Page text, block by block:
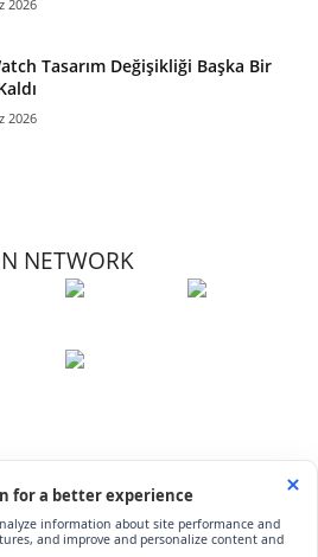
2026
Tasarım Değişikliği Başka Bir
2026
NETWORK